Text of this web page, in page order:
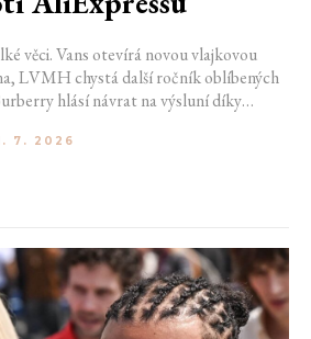
věci. Vans otevírá novou vlajkovou
LVMH chystá další ročník oblíbených
hlásí návrat na výsluní díky
7. 2026